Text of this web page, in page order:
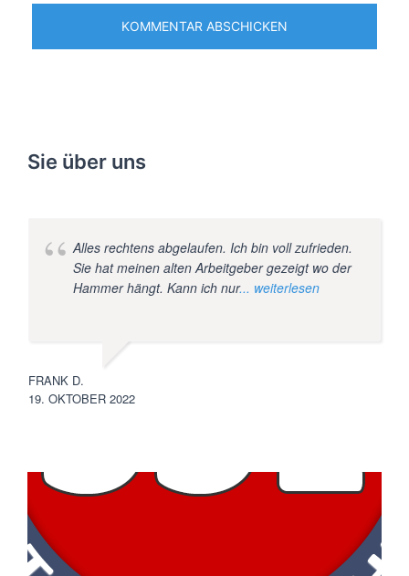
Sie über uns
Alles rechtens abgelaufen. Ich bin voll zufrieden.
Sie hat meinen alten Arbeitgeber gezeigt wo der
Hammer hängt. Kann ich nur... weiterlesen
FRANK D.
19. OKTOBER 2022